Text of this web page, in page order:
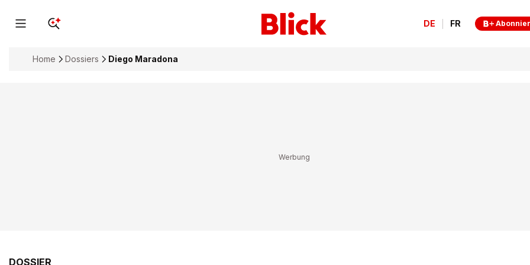
DE FR
Home Dossiers Diego Maradona
DOSSIER